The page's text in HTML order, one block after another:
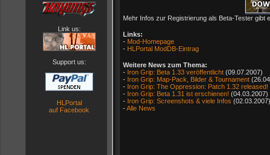
Link us:
Support us:
HLPortal
auf Facebook
Mehr Infos zur Registrierung als Beta-Tester gibt
Links:
- Mod-Homepage
- HLPortal ModDB-Eintrag
Weitere News zum Thema:
- Iron Grip: Beta 1.33 veröffentlicht (09.07.2007)
- Iron Grip: Map-Pack, Bilder & Tournament
- Iron Grip: The Oppression: Patch 1.32 released!
- Iron Grip: Beta 1.31 ist erschienen! (04.03.2007)
- Iron Grip: Screenshots & viele Infos (02.03.2007)
-Alle News